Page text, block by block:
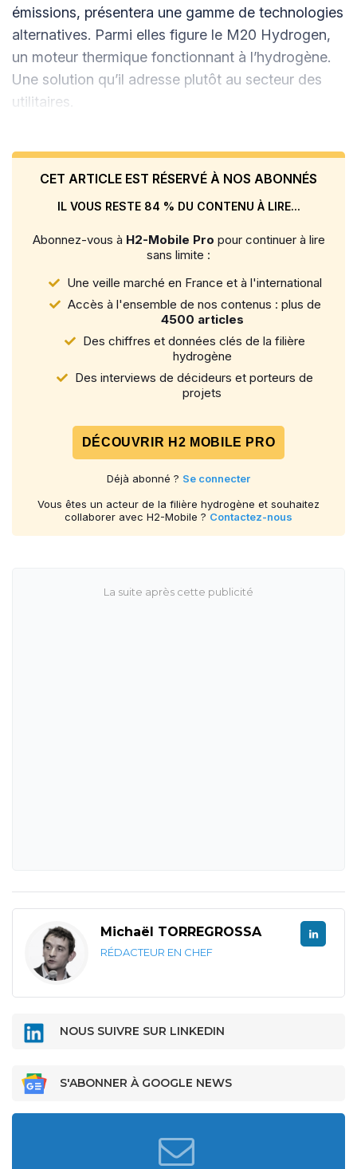
émissions, présentera une gamme de technologies
alternatives. Parmi elles figure le M20 Hydrogen,
un moteur thermique fonctionnant à l’hydrogène.
Une solution qu’il adresse plutôt au secteur des
utilitaires.
CET ARTICLE EST RÉSERVÉ À NOS ABONNÉS
IL VOUS RESTE 84 % DU CONTENU À LIRE...
Abonnez-vous à H2-Mobile Pro pour continuer à lire
sans limite :
Une veille marché en France et à l'international
Accès à l'ensemble de nos contenus : plus de
4500 articles
Des chiffres et données clés de la filière
hydrogène
Des interviews de décideurs et porteurs de
projets
DÉCOUVRIR H2 MOBILE PRO
Déjà abonné ? Se connecter
Vous êtes un acteur de la filière hydrogène et souhaitez
collaborer avec H2-Mobile ? Contactez-nous
Michaël TORREGROSSA
RÉDACTEUR EN CHEF
NOUS SUIVRE SUR LINKEDIN
S'ABONNER À GOOGLE NEWS